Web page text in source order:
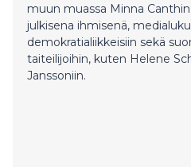
muun muassa Minna
julkisena ihmisenä,
demokratialiikkeisiin sekä
taiteilijoihin, kuten Helene
Janssoniin.